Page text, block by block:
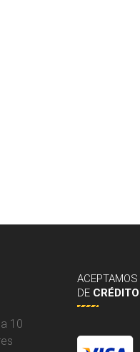
10
ACEPTAMOS
DE CRÉDITO